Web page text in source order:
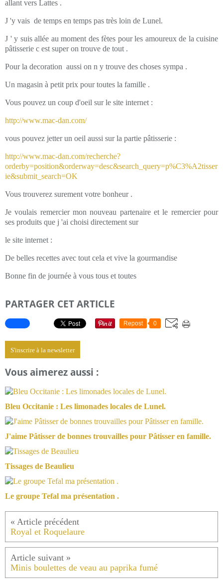
allant vers Lattes .
J 'y vais de temps en temps pas très loin de Lunel.
J ' y suis allée au moment des fètes pour les amoureux de la cuisine
pâtisserie c est super on trouve de tout .
Pour la decoration aussi on n y trouve des choses sympa .
Un magasin à petit prix pour toutes la famille .
Vous pouvez un coup d'oeil sur le site internet :
http://www.mac-dan.com/
vous pouvez jetter un oeil aussi sur la partie pâtisserie :
http://www.mac-dan.com/recherche?
orderby=position&orderway=desc&search_query=p%C3%A2tisser
ie&submit_search=OK
Vous trouverez surement votre bonheur .
Je voulais remercier mon nouveau partenaire et le remercier pour
ses produits que j 'ai choisi directement sur
le site internet :
De belles recettes avec tout cela et vive la gourmandise
Bonne fin de journée à vous tous et toutes
PARTAGER CET ARTICLE
Repost 0
S'inscrire à la newsletter
Vous aimerez aussi :
Bleu Occitanie : Les limonades locales de Lunel.
J'aime Pâtisser de bonnes trouvailles pour Pâtisser en famille.
Tissages de Beaulieu
Le groupe Tefal ma présentation .
Royal et Roquelaure
Minis boulettes de veau au paprika fumé